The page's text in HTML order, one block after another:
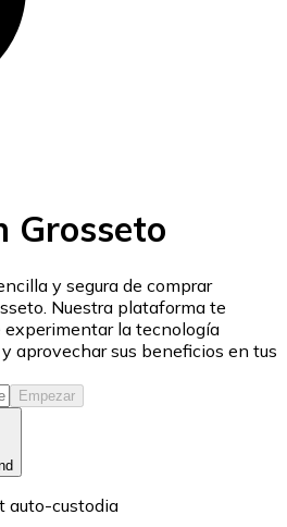
Grosseto
y segura de comprar
Nuestra plataforma te
la tecnología
aprovechar sus beneficios en tus
Empezar
auto-custodia